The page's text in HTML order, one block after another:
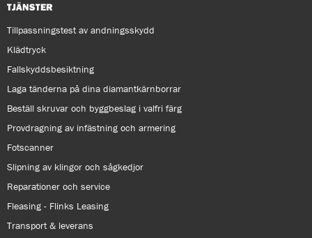
TJÄNSTER
Tillpassningstest av andningsskydd
Klädtryck
Fallskyddsbesiktning
Laga tänderna på dina diamantkärnborrar
Beställ skruvar och byggbeslag i valfri färg
Provdragning av infästning och armering
Fotscanner
Slipning av klingor och sågkedjor
Reparationer och service
Fleasing - Flinks Leasing
Transport & leverans